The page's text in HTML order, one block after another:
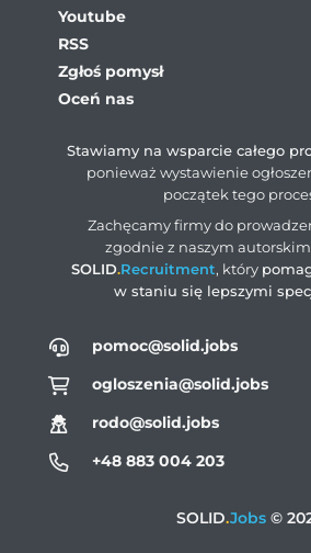
pomoc@solid.jobs
ogloszenia@solid.jobs
rodo@solid.jobs
+48 883 004 203
SOLID.Jobs©
Youtube
RSS
Zgłoś pomysł
Oceń nas
Stawiamy na wsparcie całego
ponieważ wystawienie
początek tego
Zachęcamy firmy do
zgodnie z naszym
SOLID.Recruitment, który
w staniu się lepszymi